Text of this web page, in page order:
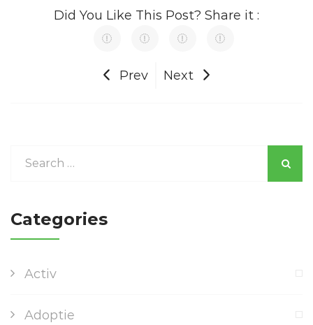
Did You Like This Post? Share it :
Prev Next
Categories
Activ
Adoptie